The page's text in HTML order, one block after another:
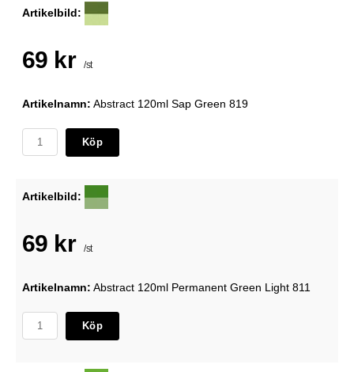
Artikelbild:
69 kr /st
Artikelnamn: Abstract 120ml Sap Green 819
Köp
Artikelbild:
69 kr /st
Artikelnamn: Abstract 120ml Permanent Green Light 811
Köp